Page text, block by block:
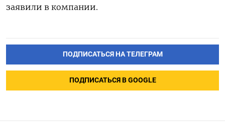
заявили в компании.
ПОДПИСАТЬСЯ НА ТЕЛЕГРАМ
ПОДПИСАТЬСЯ В GOOGLE